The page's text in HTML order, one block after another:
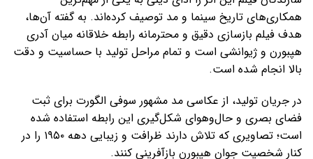
همکاری‌های تاریخ سینما و مد توصیف کرده‌اند. به گفته آن‌ها،
هدف فیلم بازسازی دقیق و محترمانه رابطه خلاقانه میان آدری
هپبورن و ژیوانشی است و تمام مراحل تولید با حساسیت و دقت
بالا انجام شده است.
در جریان تولید، از عکاسی مد مشهور سوفی الگورت برای ثبت
فضای بصری و حال‌وهوای شکل‌گیری این رابطه استفاده شده
است؛ تصاویری که تلاش دارند ظرافت و زیبایی دهه ۱۹۵۰ را در
کنار شخصیت جوان هپبورن بازآفرینی کنند.